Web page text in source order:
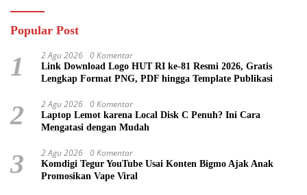
Popular Post
1 2 Agu 2026 0 Komentar
Link Download Logo HUT RI ke-81 Resmi 2026, Gratis
Lengkap Format PNG, PDF hingga Template Publikasi
2 2 Agu 2026 0 Komentar
Laptop Lemot karena Local Disk C Penuh? Ini Cara
Mengatasi dengan Mudah
3 2 Agu 2026 0 Komentar
Komdigi Tegur YouTube Usai Konten Bigmo Ajak Anak
Promosikan Vape Viral